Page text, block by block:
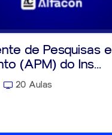
de Pesquisas e
(APM) do Ins...
20 Aulas